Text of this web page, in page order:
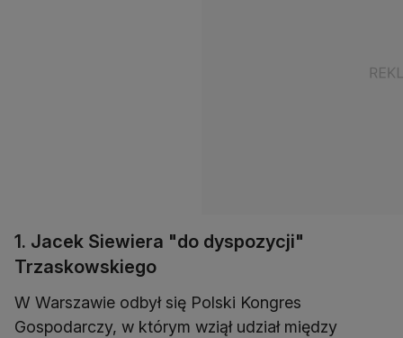
1. Jacek Siewiera "do dyspozycji"
Trzaskowskiego
W Warszawie odbył się Polski Kongres
Gospodarczy, w którym wziął udział między